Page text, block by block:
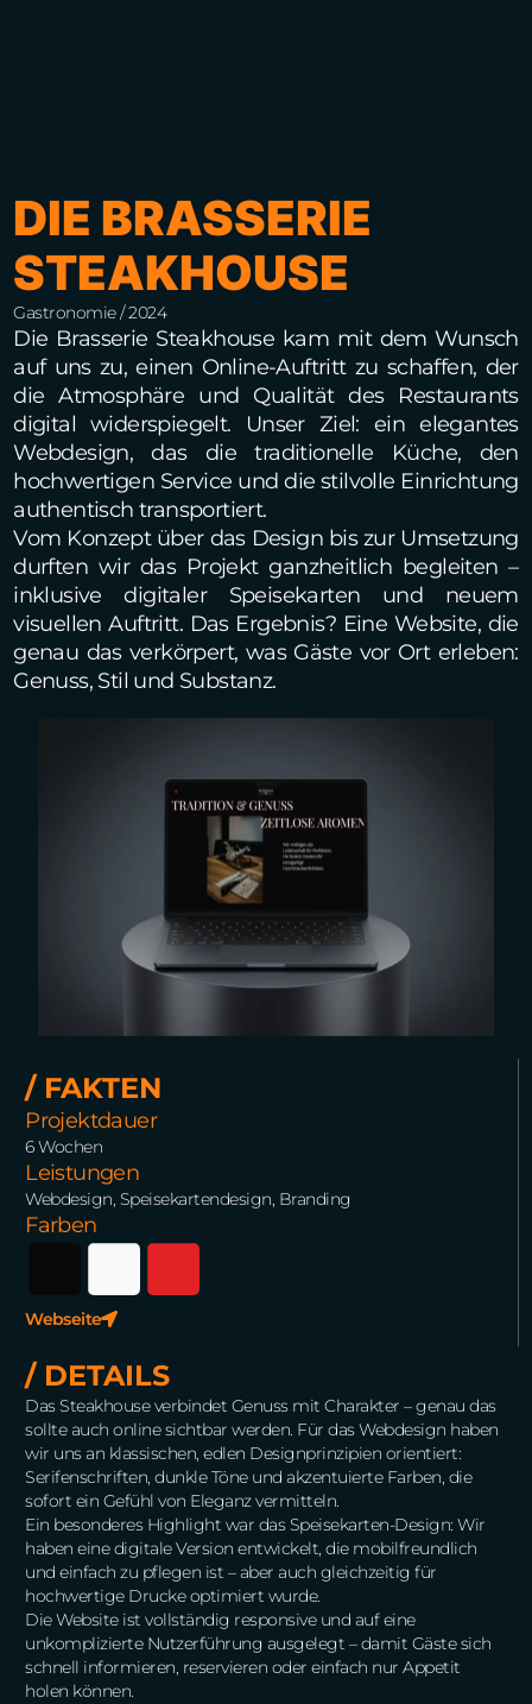
DIE BRASSERIE
STEAKHOUSE
Gastronomie / 2024
Die Brasserie Steakhouse kam mit dem Wunsch
auf uns zu, einen Online-Auftritt zu schaffen, der
die Atmosphäre und Qualität des Restaurants
digital widerspiegelt. Unser Ziel: ein elegantes
Webdesign, das die traditionelle Küche, den
hochwertigen Service und die stilvolle Einrichtung
authentisch transportiert.
Vom Konzept über das Design bis zur Umsetzung
durften wir das Projekt ganzheitlich begleiten –
inklusive digitaler Speisekarten und neuem
visuellen Auftritt. Das Ergebnis? Eine Website, die
genau das verkörpert, was Gäste vor Ort erleben:
Genuss, Stil und Substanz.
/ FAKTEN
Projektdauer
6 Wochen
Leistungen
Webdesign, Speisekartendesign, Branding
Farben
Webseite
/ DETAILS
Das Steakhouse verbindet Genuss mit Charakter – genau das
sollte auch online sichtbar werden. Für das Webdesign haben
wir uns an klassischen, edlen Designprinzipien orientiert:
Serifenschriften, dunkle Töne und akzentuierte Farben, die
sofort ein Gefühl von Eleganz vermitteln.
Ein besonderes Highlight war das Speisekarten-Design: Wir
haben eine digitale Version entwickelt, die mobilfreundlich
und einfach zu pflegen ist – aber auch gleichzeitig für
hochwertige Drucke optimiert wurde.
Die Website ist vollständig responsive und auf eine
unkomplizierte Nutzerführung ausgelegt – damit Gäste sich
schnell informieren, reservieren oder einfach nur Appetit
holen können.